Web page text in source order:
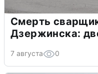
Смерть
Дзержинска:
7 августа 0